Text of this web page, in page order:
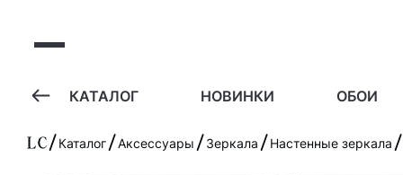
КАТАЛОГ НОВИНКИ ОБОИ
Каталог Аксессуары Зеркала Настенные зеркала